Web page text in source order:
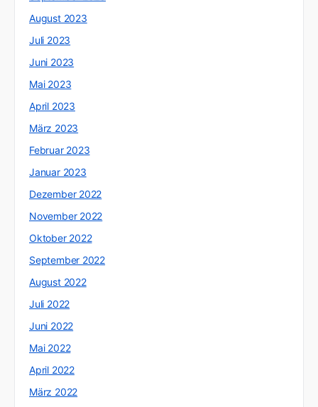
August 2023
Juli 2023
Juni 2023
Mai 2023
April 2023
März 2023
Februar 2023
Januar 2023
Dezember 2022
November 2022
Oktober 2022
September 2022
August 2022
Juli 2022
Juni 2022
Mai 2022
April 2022
März 2022